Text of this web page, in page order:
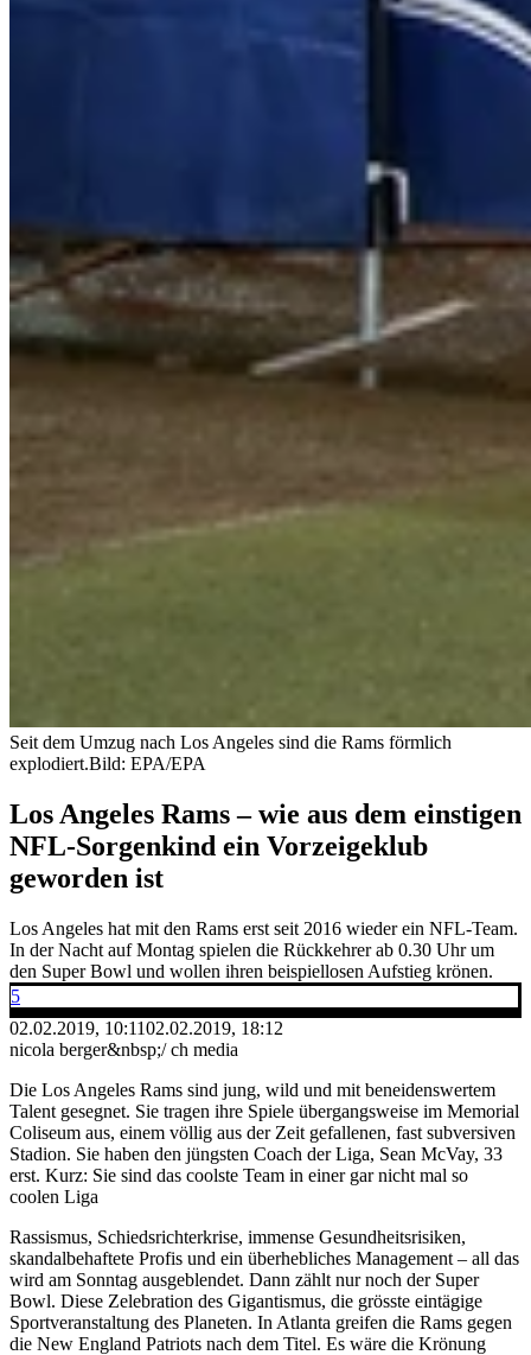
Seit dem Umzug nach Los Angeles sind die Rams förmlich
explodiert.Bild: EPA/EPA
Los Angeles Rams – wie aus dem einstigen
NFL-Sorgenkind ein Vorzeigeklub
geworden ist
Los Angeles hat mit den Rams erst seit 2016 wieder ein NFL-Team.
In der Nacht auf Montag spielen die Rückkehrer ab 0.30 Uhr um
den Super Bowl und wollen ihren beispiellosen Aufstieg krönen.
5
02.02.2019, 10:1102.02.2019, 18:12
nicola berger&nbsp;/ ch media
Die Los Angeles Rams sind jung, wild und mit beneidenswertem
Talent gesegnet. Sie tragen ihre Spiele übergangsweise im Memorial
Coliseum aus, einem völlig aus der Zeit gefallenen, fast subversiven
Stadion. Sie haben den jüngsten Coach der Liga, Sean McVay, 33
erst. Kurz: Sie sind das coolste Team in einer gar nicht mal so
coolen Liga
Rassismus, Schiedsrichterkrise, immense Gesundheitsrisiken,
skandalbehaftete Profis und ein überhebliches Management – all das
wird am Sonntag ausgeblendet. Dann zählt nur noch der Super
Bowl. Diese Zelebration des Gigantismus, die grösste eintägige
Sportveranstaltung des Planeten. In Atlanta greifen die Rams gegen
die New England Patriots nach dem Titel. Es wäre die Krönung